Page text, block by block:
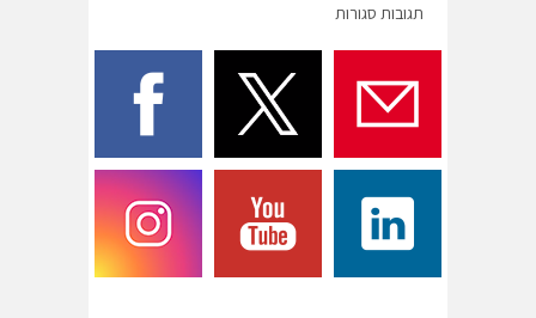
תגובות סגורות